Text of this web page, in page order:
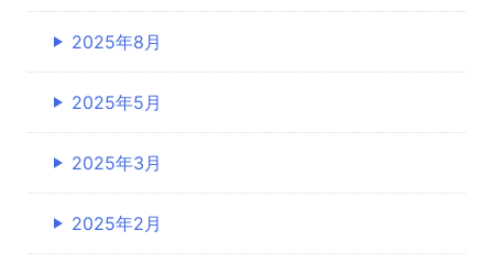
2025年8月
2025年5月
2025年3月
2025年2月